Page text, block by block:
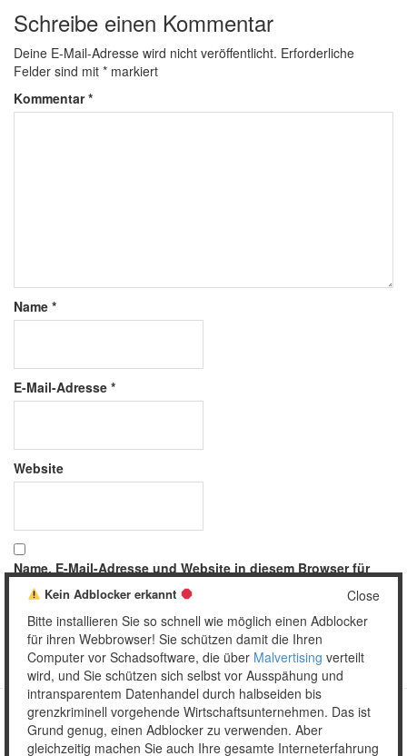
Schreibe einen Kommentar
Deine E-Mail-Adresse wird nicht veröffentlicht. Erforderliche
Felder sind mit * markiert
Kommentar*
Name *
E-Mail-Adresse *
Website
Name, E-Mail-Adresse und Website in diesem Browser für
meinen nächsten Kommentar speichern.
Copyright © 2026 Unser täglich Spam.
MobileWordPress Theme by themehall.com
Close
Kein Adblocker erkannt
Bitte installieren Sie so schnell wie möglich einen Adblocker
für ihren Webbrowser! Sie schützen damit die Ihren
Computer vor Schadsoftware, die über Malvertising verteilt
wird, und Sie schützen sich selbst vor Ausspähung und
intransparentem Datenhandel durch halbseiden bis
grenzkriminell vorgehende Wirtschaftsunternehmen. Das ist
Grund genug, einen Adblocker zu verwenden. Aber
gleichzeitig machen Sie auch Ihre gesamte Interneterfahrung